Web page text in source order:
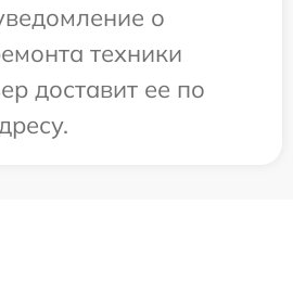
о
техники
доставит ее по